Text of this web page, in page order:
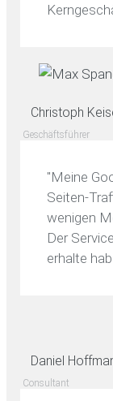
Christoph
Geschäftsführer
"Meine
Seiten-
wenigen
Der
erhalte
Daniel
Consultant